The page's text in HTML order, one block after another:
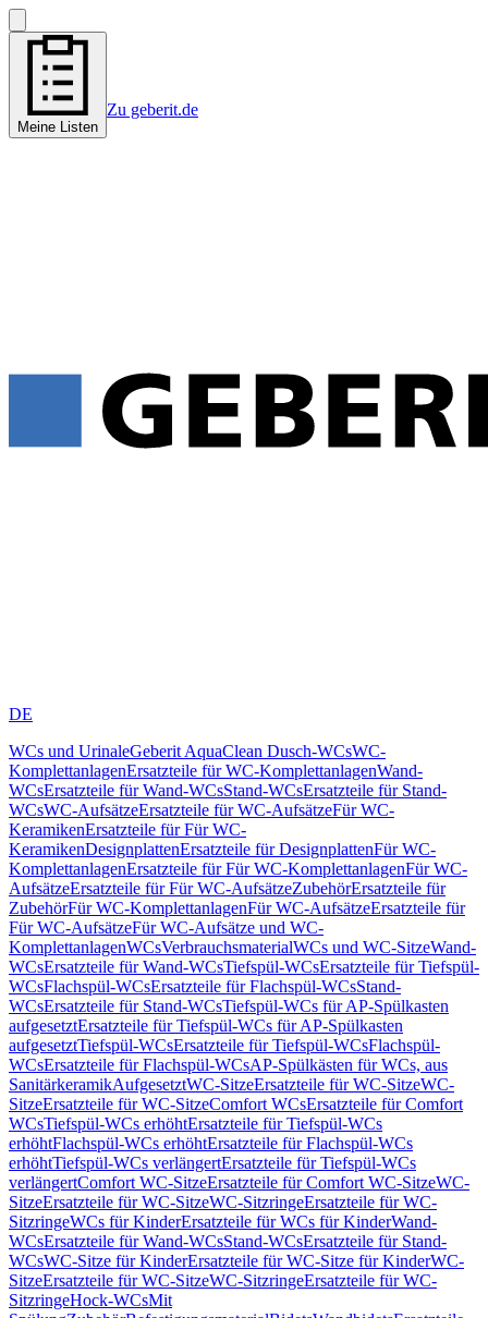
Meine Listen
Zu geberit.de
DE
WCs und UrinaleGeberit AquaClean Dusch-WCsWC-
KomplettanlagenErsatzteile für WC-KomplettanlagenWand-
WCsErsatzteile für Wand-WCsStand-WCsErsatzteile für Stand-
WCsWC-AufsätzeErsatzteile für WC-AufsätzeFür WC-
KeramikenErsatzteile für Für WC-
KeramikenDesignplattenErsatzteile für DesignplattenFür WC-
KomplettanlagenErsatzteile für Für WC-KomplettanlagenFür WC-
AufsätzeErsatzteile für Für WC-AufsätzeZubehörErsatzteile für
ZubehörFür WC-KomplettanlagenFür WC-AufsätzeErsatzteile für
Für WC-AufsätzeFür WC-Aufsätze und WC-
KomplettanlagenWCsVerbrauchsmaterialWCs und WC-SitzeWand-
WCsErsatzteile für Wand-WCsTiefspül-WCsErsatzteile für Tiefspül-
WCsFlachspül-WCsErsatzteile für Flachspül-WCsStand-
WCsErsatzteile für Stand-WCsTiefspül-WCs für AP-Spülkasten
aufgesetztErsatzteile für Tiefspül-WCs für AP-Spülkasten
aufgesetztTiefspül-WCsErsatzteile für Tiefspül-WCsFlachspül-
WCsErsatzteile für Flachspül-WCsAP-Spülkästen für WCs, aus
SanitärkeramikAufgesetztWC-SitzeErsatzteile für WC-SitzeWC-
SitzeErsatzteile für WC-SitzeComfort WCsErsatzteile für Comfort
WCsTiefspül-WCs erhöhtErsatzteile für Tiefspül-WCs
erhöhtFlachspül-WCs erhöhtErsatzteile für Flachspül-WCs
erhöhtTiefspül-WCs verlängertErsatzteile für Tiefspül-WCs
verlängertComfort WC-SitzeErsatzteile für Comfort WC-SitzeWC-
SitzeErsatzteile für WC-SitzeWC-SitzringeErsatzteile für WC-
SitzringeWCs für KinderErsatzteile für WCs für KinderWand-
WCsErsatzteile für Wand-WCsStand-WCsErsatzteile für Stand-
WCsWC-Sitze für KinderErsatzteile für WC-Sitze für KinderWC-
SitzeErsatzteile für WC-SitzeWC-SitzringeErsatzteile für WC-
SitzringeHock-WCsMit